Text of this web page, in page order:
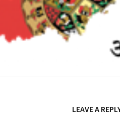
LEAVE A